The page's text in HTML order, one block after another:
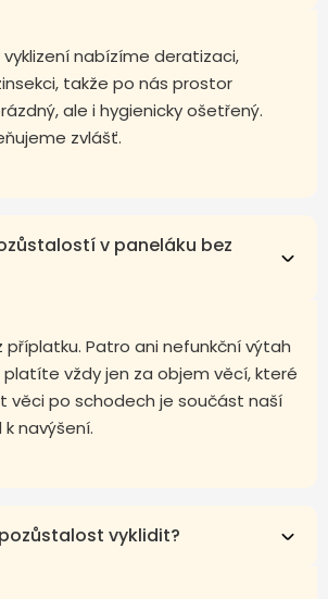
nabízíme deratizaci,
takže po nás prostor
ale i hygienicky ošetřený.
zvlášť.
v paneláku bez
příplatku. Patro ani nefunkční výtah
platíte vždy jen za objem věcí, které
věci po schodech je součást naší
navýšení.
vyklidit?